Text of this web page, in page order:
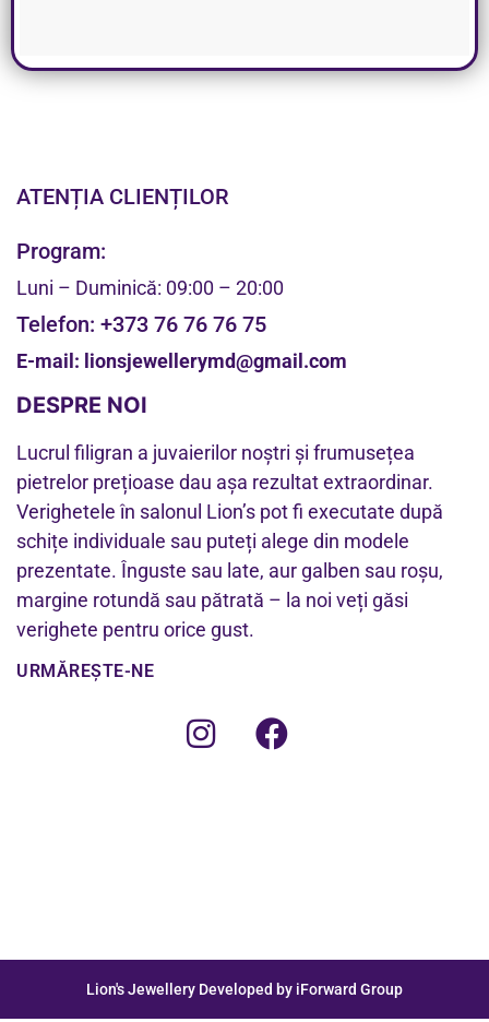
ATENȚIA CLIENȚILOR
Program:
Luni – Duminică: 09:00 – 20:00
Telefon: +373 76 76 76 75
E-mail: lionsjewellerymd@gmail.com
DESPRE NOI
Lucrul filigran a juvaierilor noștri și frumusețea
pietrelor prețioase dau așa rezultat extraordinar.
Verighetele în salonul Lion’s pot fi executate după
schițe individuale sau puteți alege din modele
prezentate. Înguste sau late, aur galben sau roșu,
margine rotundă sau pătrată – la noi veți găsi
verighete pentru orice gust.
URMĂREȘTE-NE
Lion's Jewellery Developed by iForward Group